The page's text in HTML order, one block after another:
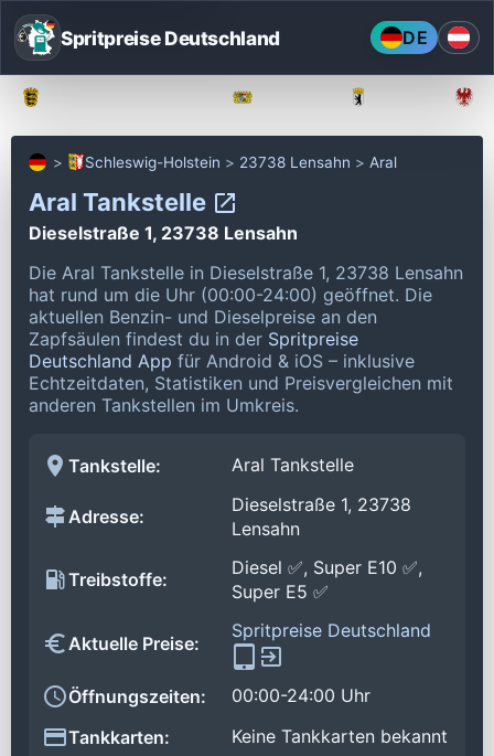
Spritpreise Deutschland DE
Schleswig-Holstein 23738 Lensahn Aral
Aral Tankstelle
Dieselstraße 1, 23738 Lensahn
Die Aral Tankstelle in Dieselstraße 1, 23738 Lensahn
hat rund um die Uhr (00:00-24:00) geöffnet. Die
aktuellen Benzin- und Dieselpreise an den
Zapfsäulen findest du in der Spritpreise
Deutschland App für Android & iOS – inklusive
Echtzeitdaten, Statistiken und Preisvergleichen mit
anderen Tankstellen im Umkreis.
Tankstelle: Aral Tankstelle
Adresse:
Dieselstraße 1, 23738
Lensahn
Treibstoffe:
Diesel ✅, Super E10 ✅,
Super E5 ✅
Aktuelle Preise:
Spritpreise Deutschland
Öffnungszeiten:
00:00-24:00 Uhr
Tankkarten:
Keine Tankkarten bekannt